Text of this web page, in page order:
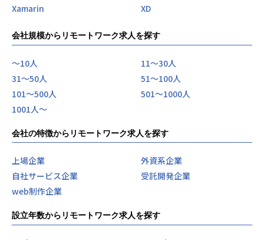
Xamarin
XD
会社規模からリモートワーク求人を探す
〜10人
11〜30人
31〜50人
51〜100人
101〜500人
501〜1000人
1001人〜
会社の特徴からリモートワーク求人を探す
上場企業
外資系企業
自社サービス企業
受託開発企業
web制作企業
設立年数からリモートワーク求人を探す